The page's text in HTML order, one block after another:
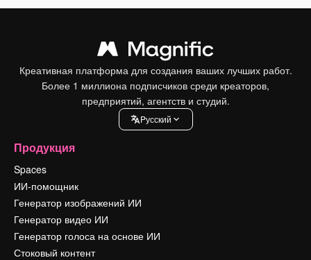
Креативная платформа для создания ваших лучших работ.
Более 1 миллиона подписчиков среди креаторов,
предприятий, агентств и студий.
Pусский
Продукция
Spaces
ИИ-помощник
Генератор изображений ИИ
Генератор видео ИИ
Генератор голоса на основе ИИ
Стоковый контент